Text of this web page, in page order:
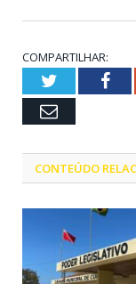
COMPARTILHAR:
Twitter
Email
CONTEÚDO